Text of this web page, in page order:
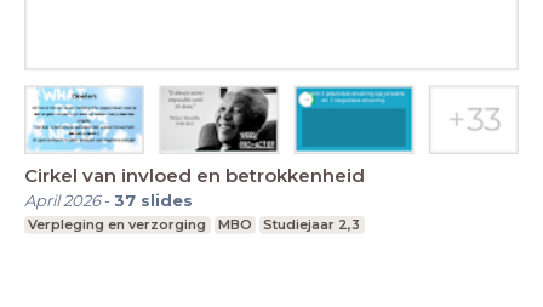
Cirkel van invloed en betrokkenheid
April 2026-37 slides
Verpleging en verzorging MBO Studiejaar 2,3